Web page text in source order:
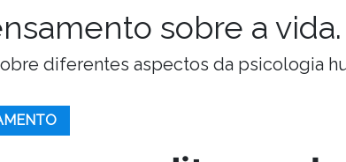
sobre a vida.
diferentes aspectos da psicologia